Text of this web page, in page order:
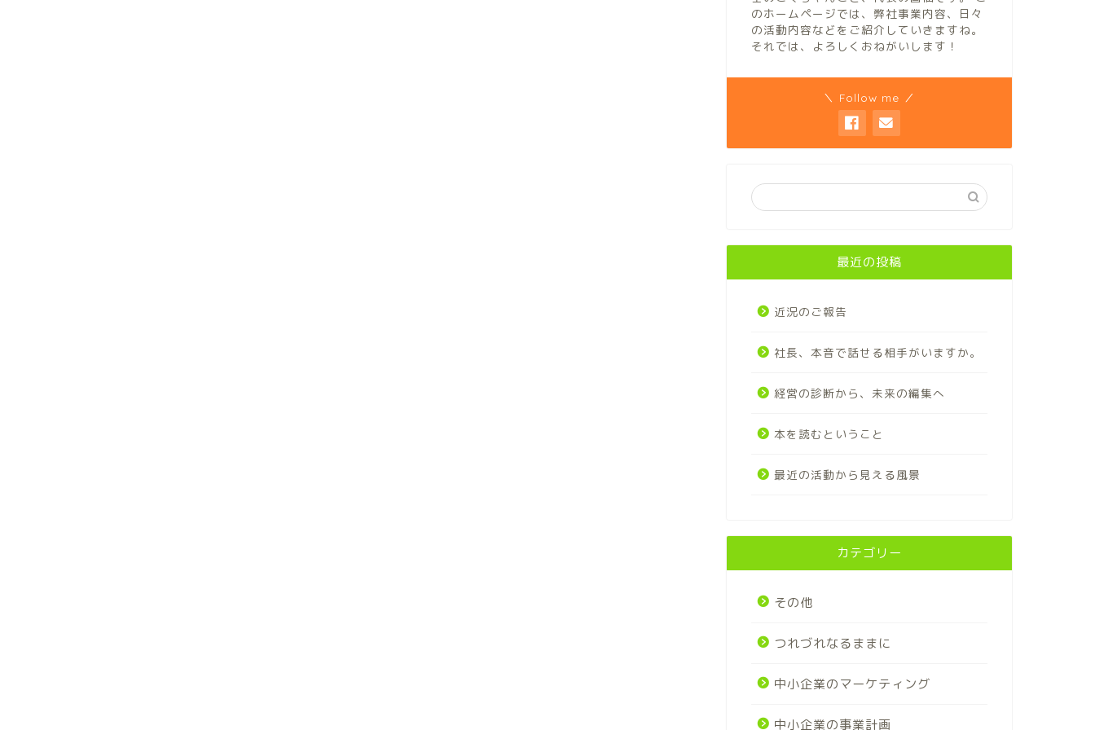
のホームページでは、弊社事業内容、日々
の活動内容などをご紹介していきますね。
それでは、よろしくおねがいします！
＼ Follow me ／
最近の投稿
近況のご報告
社長、本音で話せる相手がいますか。
経営の診断から、未来の編集へ
本を読むということ
最近の活動から見える風景
カテゴリー
その他
つれづれなるままに
中小企業のマーケティング
中小企業の事業計画